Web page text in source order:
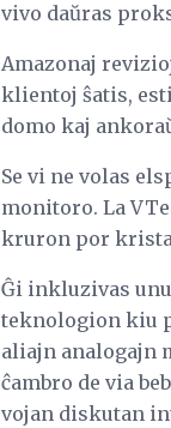
vivo daŭras
Amazonaj
klientoj ŝatis,
domo kaj
Se vi ne volas
monitoro. La
kruron por
Ĝi inkluzivas
teknologion kiu
aliajn analogajn
ĉambro de via
vojan diskutan